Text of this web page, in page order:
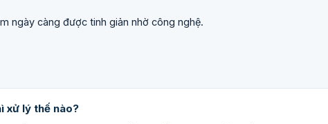
ngày càng được tinh giản nhờ công nghệ.
xử lý thế nào?